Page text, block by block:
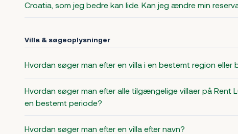
Croatia, som jeg bedre kan lide. Kan jeg ændre min
Villa & søgeoplysninger
Hvordan søger man efter en villa i en bestemt region eller
Hvordan søger man efter alle tilgængelige villaer på Rent
en bestemt periode?
Hvordan søger man efter en villa efter navn?